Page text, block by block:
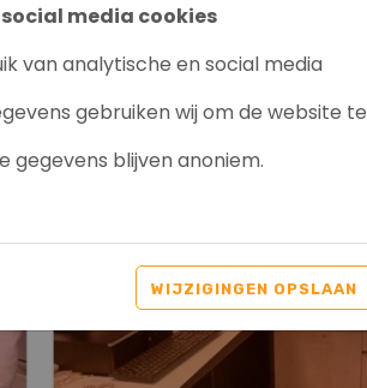
media cookies
van analytische en social media
gebruiken wij om de website te
gegevens blijven anoniem.
WIJZIGINGEN OPSLAAN